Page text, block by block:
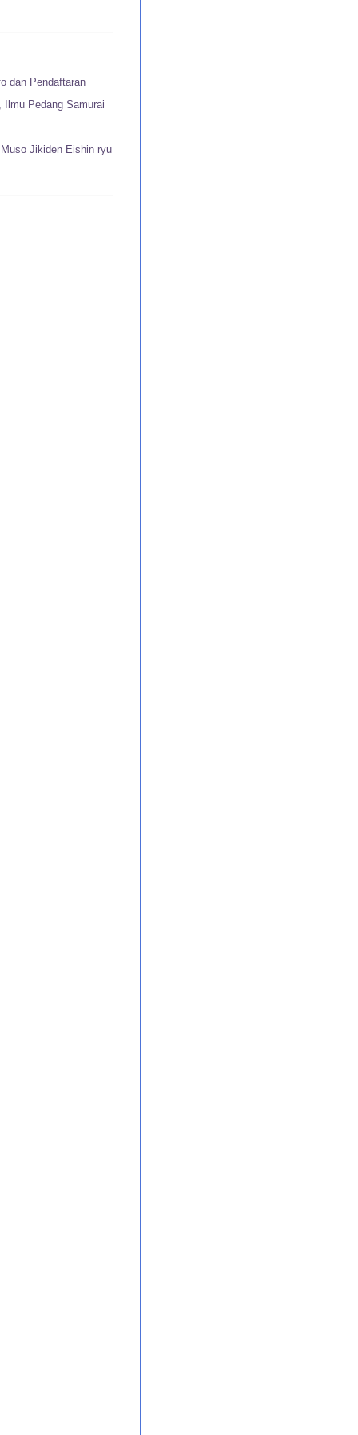
dan Pendaftaran
Pedang Samurai
Jikiden Eishin ryu